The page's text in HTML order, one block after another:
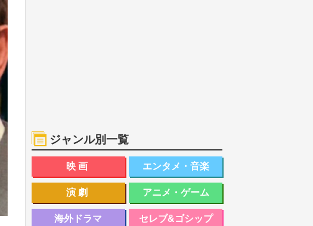
ジャンル別一覧
映画 エンタメ・音楽
演劇 アニメ・ゲーム
海外ドラマ セレブ&ゴシップ